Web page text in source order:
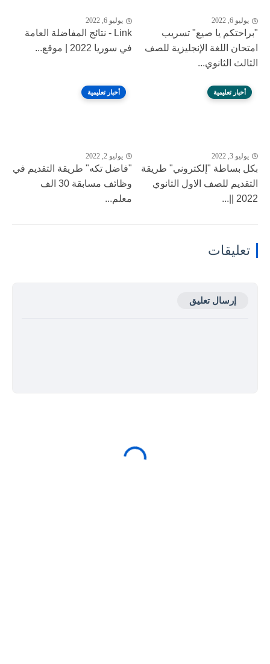
يوليو 6, 2022
"براحتكم يا صيع" تسريب
امتحان اللغة الإنجليزية للصف
الثالث الثانوي...
يوليو 6, 2022
Link - نتائج المفاضلة العامة
في سوريا 2022 | موقع...
أخبار تعليمية
يوليو 3, 2022
بكل بساطة "إلكتروني" طريقة
التقديم للصف الاول الثانوي
2022 ||...
أخبار تعليمية
يوليو 2, 2022
"فاضل تكه" طريقة التقديم في
وظائف مسابقة 30 الف
معلم...
تعليقات
إرسال تعليق